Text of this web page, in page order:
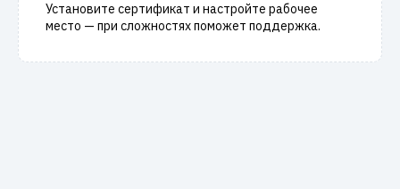
Установите сертификат и настройте рабочее
место — при сложностях поможет поддержка.